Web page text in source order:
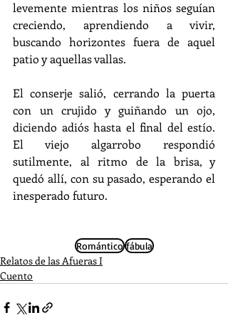
levemente mientras los niños seguían
creciendo, aprendiendo a vivir,
buscando horizontes fuera de aquel
patio y aquellas vallas.
El conserje salió, cerrando la puerta
con un crujido y guiñando un ojo,
diciendo adiós hasta el final del estío.
El viejo algarrobo respondió
sutilmente, al ritmo de la brisa, y
quedó allí, con su pasado, esperando el
inesperado futuro.
Romántico fábula
Relatos de las Afueras I
Cuento